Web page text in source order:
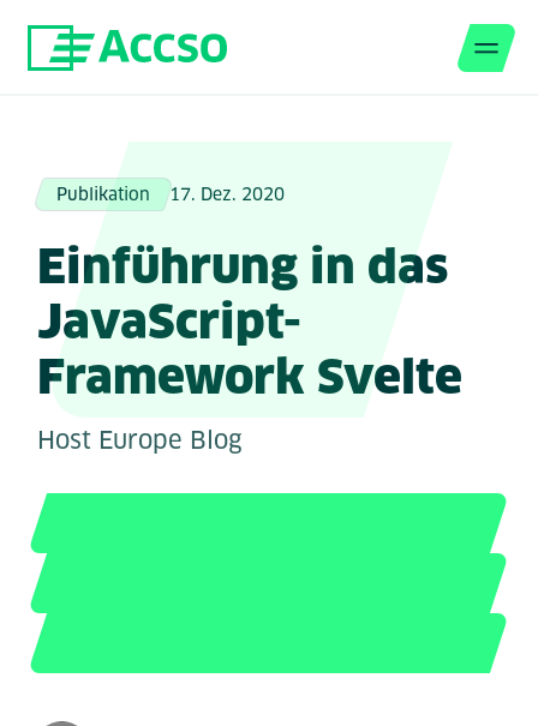
Publikation 17. Dez. 2020
Einführung in das
JavaScript-
Framework Svelte
Host Europe Blog